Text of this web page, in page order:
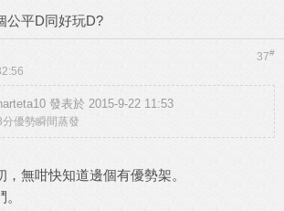
公平D同好玩D?
37#
發表於 2015-9-22 11:53
優勢瞬間蒸發
，無咁快知道邊個有優勢架。